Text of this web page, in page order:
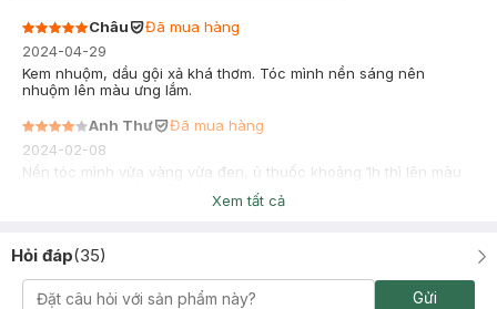
Châu
Đã mua hàng
2024-04-29
Kem nhuộm, dầu gội xả khá thơm. Tóc mình nền sáng nên
nhuộm lên màu ưng lắm.
Anh Thư
Đã mua hàng
2024-02-08
Nền tóc mình vừa vàng vừa đen, ủ thuốc khoảng 1h thì lên màu
Xem tất cả
Hỏi đáp(35)
Gửi